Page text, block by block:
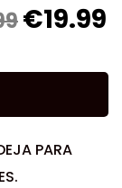
€19.99
PARA